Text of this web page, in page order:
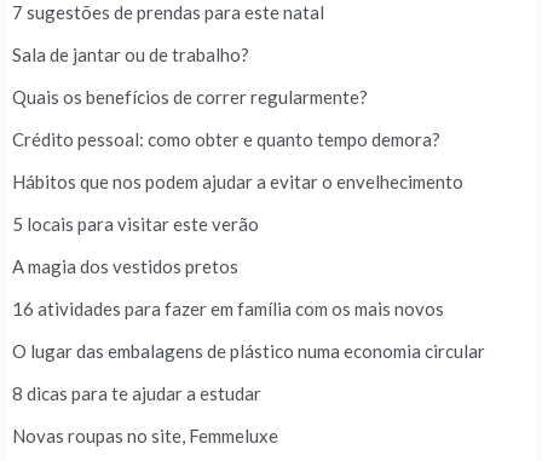
7 sugestões de prendas para este natal
Sala de jantar ou de trabalho?
Quais os benefícios de correr regularmente?
Crédito pessoal: como obter e quanto tempo demora?
Hábitos que nos podem ajudar a evitar o envelhecimento
5 locais para visitar este verão
A magia dos vestidos pretos
16 atividades para fazer em família com os mais novos
O lugar das embalagens de plástico numa economia circular
8 dicas para te ajudar a estudar
Novas roupas no site, Femmeluxe